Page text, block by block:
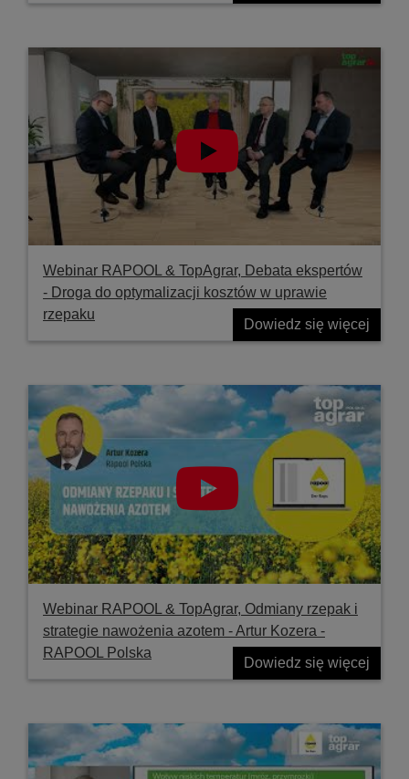
Webinar RAPOOL & TopAgrar, Debata ekspertów
- Droga do optymalizacji kosztów w uprawie
rzepaku
Dowiedz się więcej
Webinar RAPOOL & TopAgrar, Odmiany rzepak i
strategie nawożenia azotem - Artur Kozera -
RAPOOL Polska
Dowiedz się więcej